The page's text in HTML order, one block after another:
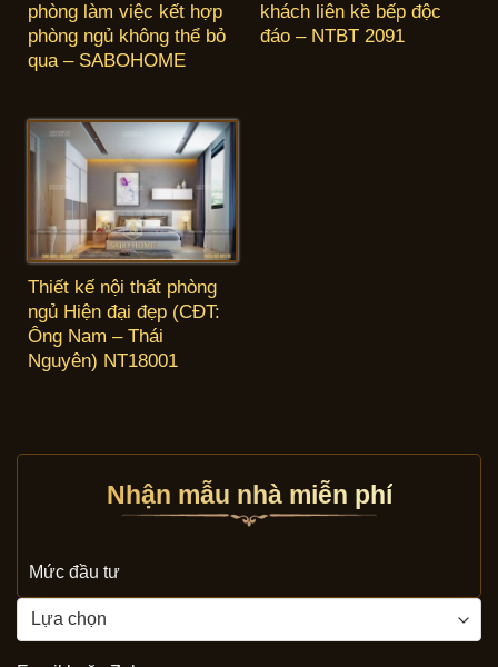
phòng làm việc kết hợp
phòng ngủ không thể bỏ
qua – SABOHOME
khách liên kề bếp độc
đáo – NTBT 2091
Thiết kế nội thất phòng
ngủ Hiện đại đẹp (CĐT:
Ông Nam – Thái
Nguyên) NT18001
Nhận mẫu nhà miễn phí
Mức đầu tư